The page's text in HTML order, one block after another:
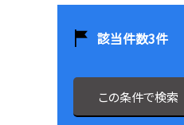
該当件数3件
この条件で検索
会社概要 採用情報